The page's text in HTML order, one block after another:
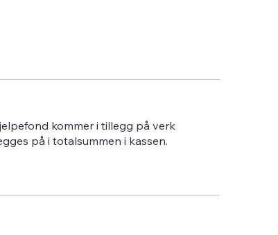
kommer i tillegg på verk
på i totalsummen i kassen.